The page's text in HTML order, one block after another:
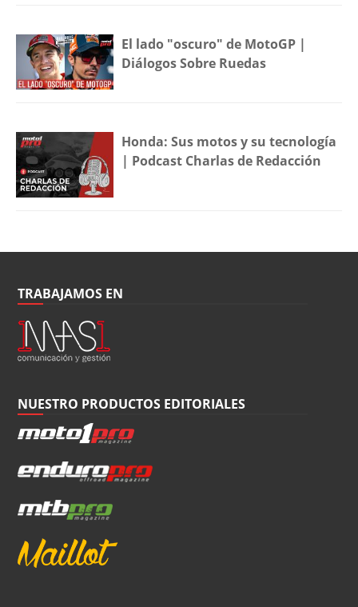
El lado "oscuro" de MotoGP |
Diálogos Sobre Ruedas
Honda: Sus motos y su tecnología
| Podcast Charlas de Redacción
TRABAJAMOS EN
NUESTRO PRODUCTOS EDITORIALES